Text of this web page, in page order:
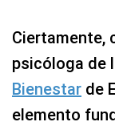
Ciertamente,
psicóloga de
Bienestar de
elemento